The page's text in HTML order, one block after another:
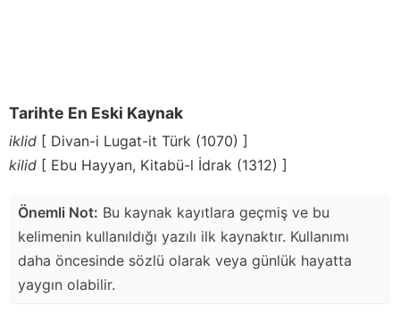
Tarihte En Eski Kaynak
iklid [ Divan-i Lugat-it Türk (1070) ]
kilid [ Ebu Hayyan, Kitabü-l İdrak (1312) ]
Önemli Not: Bu kaynak kayıtlara geçmiş ve bu
kelimenin kullanıldığı yazılı ilk kaynaktır. Kullanımı
daha öncesinde sözlü olarak veya günlük hayatta
yaygın olabilir.